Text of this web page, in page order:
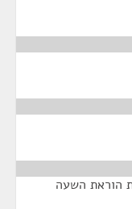
הוראת השעה